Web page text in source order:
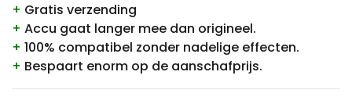
+ Gratis verzending
+ Accu gaat langer mee dan origineel.
+ 100% compatibel zonder nadelige effecten.
+ Bespaart enorm op de aanschafprijs.